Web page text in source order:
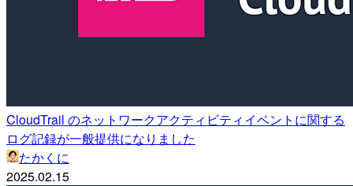
CloudTrail のネットワークアクティビティイベントに関する
ログ記録が一般提供になりました
たかくに
2025.02.15